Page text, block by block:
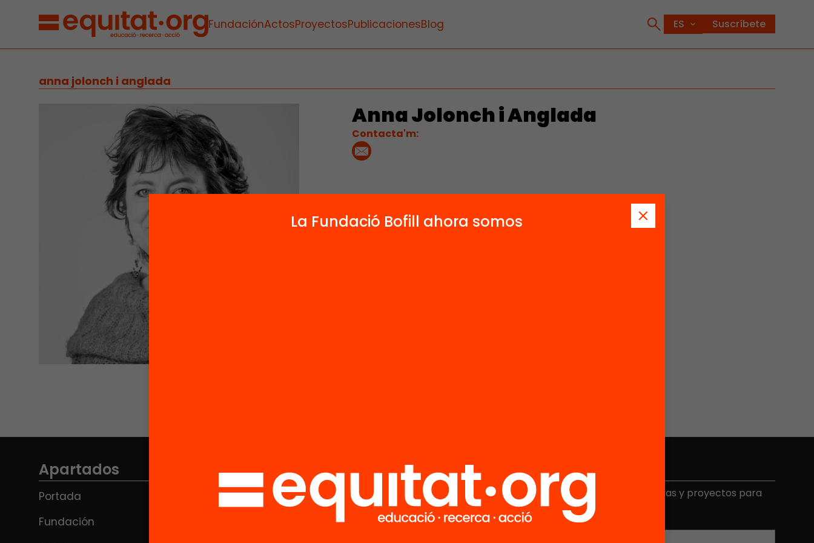
FundaciónActosProyectosPublicacionesBlog Suscríbete
anna jolonch i anglada
Anna Jolonch i Anglada
Contacta'm:
Elige equidad
Recibe contenidos, iniciativas y proyectos para
implicarte.
Correo electrónico
Apartados
Portada
Fundación
FAQS
HUB Social
La Fundació Bofill ahora somos